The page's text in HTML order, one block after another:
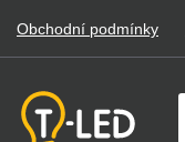
Obchodní podmínky